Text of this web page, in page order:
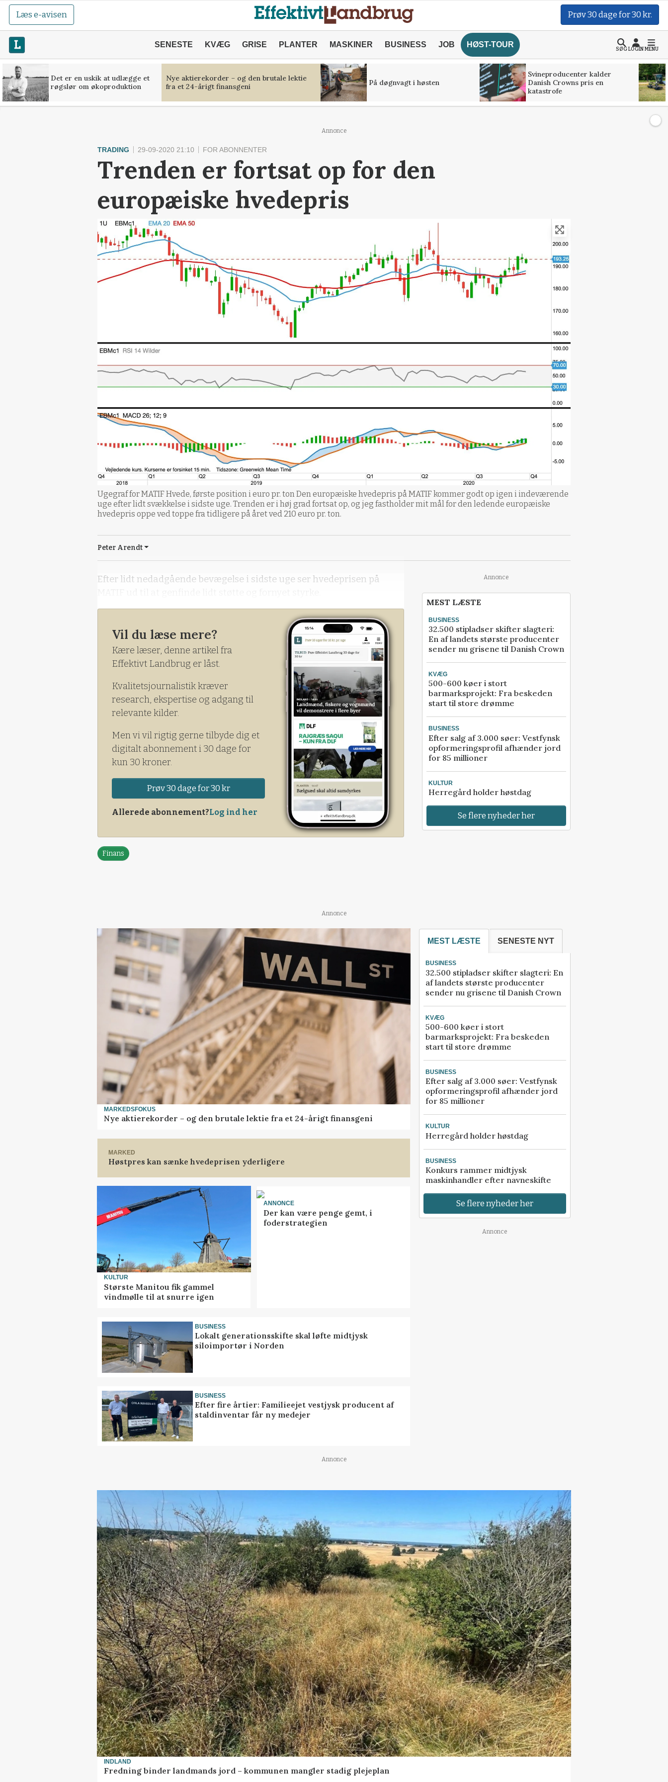
Læs e-avisen Prøv 30 dage for 30 kr.
SENESTE KVÆG GRISE PLANTER MASKINER BUSINESS JOB HØST-TOUR
SØGLOGINMENU
Det er en uskik at udlægge et
røgslør om økoproduktion
Nye aktierekorder – og den brutale lektie
fra et 24-årigt finansgeni
På døgnvagt i høsten
Svineproducenter kalder
Danish Crowns pris en
katastrofe
Annonce
TRADING 29-09-2020 21:10 FOR ABONNENTER
Trenden er fortsat op for den
europæiske hvedepris
Ugegraf for MATIF Hvede, første position i euro pr. ton Den europæiske hvedepris på MATIF kommer godt op igen i indeværende
uge efter lidt svækkelse i sidste uge. Trenden er i høj grad fortsat op, og jeg fastholder mit mål for den ledende europæiske
hvedepris oppe ved toppe fra tidligere på året ved 210 euro pr. ton.
Peter Arendt
Efter lidt nedadgående bevægelse i sidste uge ser hvedeprisen på
Vil du læse mere?
Kære læser, denne artikel fra
Effektivt Landbrug er låst.
Kvalitetsjournalistik kræver
research, ekspertise og adgang til
relevante kilder.
Men vi vil rigtig gerne tilbyde dig et
digitalt abonnement i 30 dage for
kun 30 kroner.
Prøv 30 dage for 30 kr
Allerede abonnement?Log ind her
Finans
Annonce
MEST LÆSTE
BUSINESS
32.500 stipladser skifter slagteri:
En af landets største producenter
sender nu grisene til Danish Crown
KVÆG
500-600 køer i stort
barmarksprojekt: Fra beskeden
start til store drømme
BUSINESS
Efter salg af 3.000 søer: Vestfynsk
opformeringsprofil afhænder jord
for 85 millioner
KULTUR
Herregård holder høstdag
Se flere nyheder her
Annonce
MARKEDSFOKUS
Nye aktierekorder – og den brutale lektie fra et 24-årigt finansgeni
MARKED
Høstpres kan sænke hvedeprisen yderligere
KULTUR
Største Manitou fik gammel
vindmølle til at snurre igen
ANNONCE
Der kan være penge gemt, i
foderstrategien
BUSINESS
Lokalt generationsskifte skal løfte midtjysk
siloimportør i Norden
BUSINESS
Efter fire årtier: Familieejet vestjysk producent af
staldinventar får ny medejer
MEST LÆSTE SENESTE NYT
BUSINESS
32.500 stipladser skifter slagteri: En
af landets største producenter
sender nu grisene til Danish Crown
KVÆG
500-600 køer i stort
barmarksprojekt: Fra beskeden
start til store drømme
BUSINESS
Efter salg af 3.000 søer: Vestfynsk
opformeringsprofil afhænder jord
for 85 millioner
KULTUR
Herregård holder høstdag
BUSINESS
Konkurs rammer midtjysk
maskinhandler efter navneskifte
Se flere nyheder her
Annonce
Annonce
INDLAND
Fredning binder landmands jord – kommunen mangler stadig plejeplan